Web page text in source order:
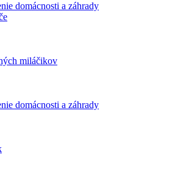
domácnosti a záhrady
miláčikov
domácnosti a záhrady